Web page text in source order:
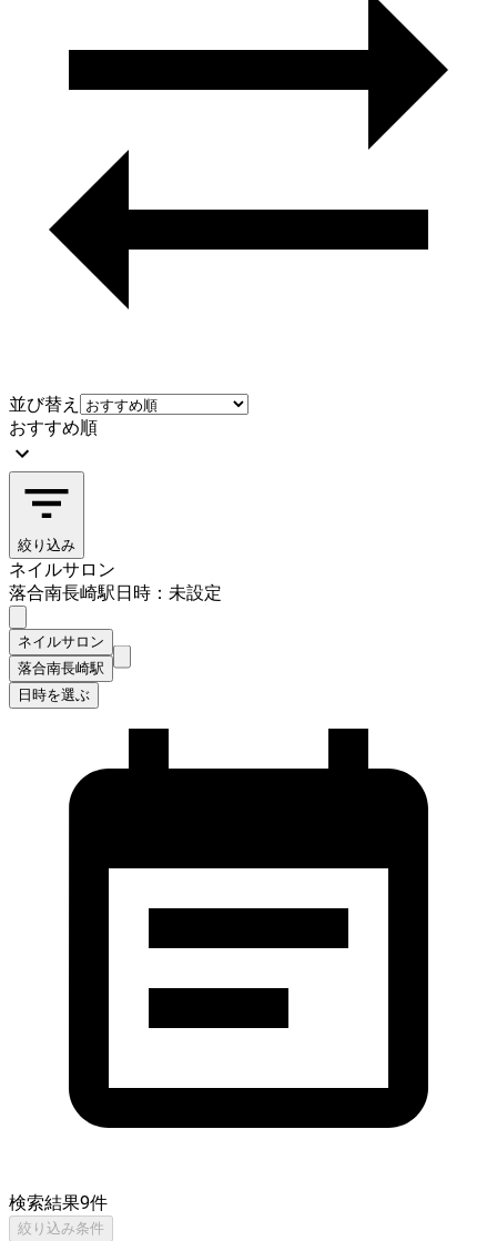
並び替え
おすすめ順
絞り込み
ネイルサロン
落合南長崎駅日時：未設定
ネイルサロン
落合南長崎駅
日時を選ぶ
検索結果9件
絞り込み条件